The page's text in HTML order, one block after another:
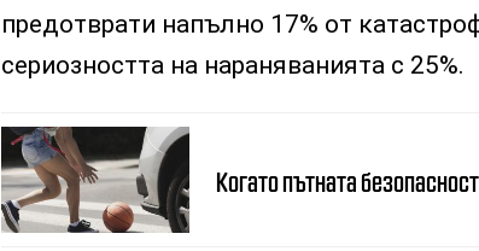
предотврати напълно 17% от
сериозността на нараняванията с 25%.
Когато пътната